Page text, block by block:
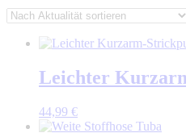
Leichter
44,99 €